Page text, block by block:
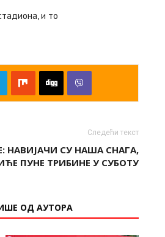
и то
Следећи текст
НАВИЈАЧИ СУ НАША СНАГА,
ПУНЕ ТРИБИНЕ У СУБОТУ
ОД АУТОРА